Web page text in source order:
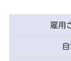
雇用